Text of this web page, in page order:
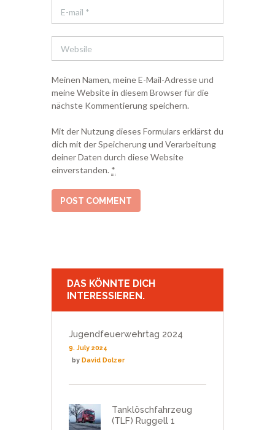
Meinen Namen, meine E-Mail-Adresse und
meine Website in diesem Browser für die
nächste Kommentierung speichern.
Mit der Nutzung dieses Formulars erklärst du
dich mit der Speicherung und Verarbeitung
deiner Daten durch diese Website
einverstanden. *
DAS KÖNNTE DICH
INTERESSIEREN.
Jugendfeuerwehrtag 2024
9. July 2024
by David Dolzer
Tanklöschfahrzeug
(TLF) Ruggell 1